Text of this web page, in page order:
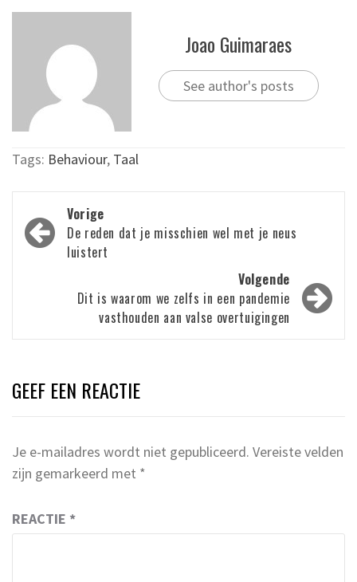
Joao Guimaraes
See author's posts
Tags: Behaviour, Taal
Bericht
navigatie
Vorige
De reden dat je misschien wel met je neus
luistert
Volgende
Dit is waarom we zelfs in een pandemie
vasthouden aan valse overtuigingen
GEEF EEN REACTIE
Je e-mailadres wordt niet gepubliceerd. Vereiste velden
zijn gemarkeerd met *
REACTIE *